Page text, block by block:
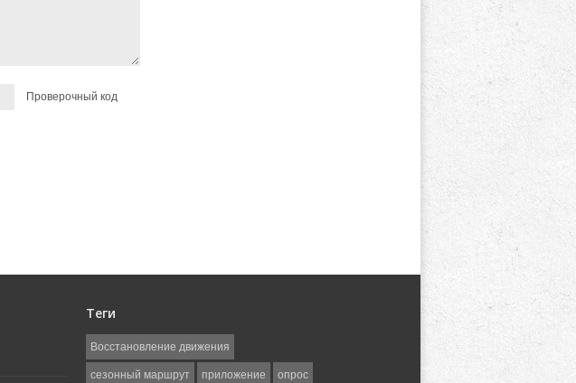
Проверочный код
Теги
Восстановление движения
сезонный маршрут приложение опрос